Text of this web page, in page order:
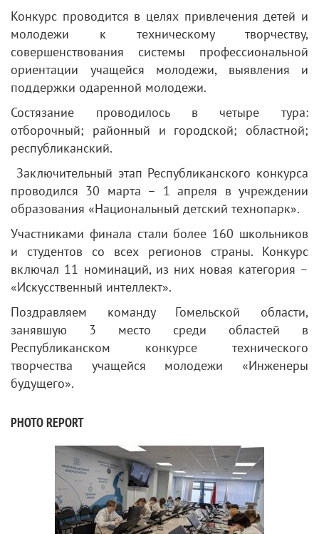
Конкурс проводится в целях привлечения детей и
молодежи к техническому творчеству,
совершенствования системы профессиональной
ориентации учащейся молодежи, выявления и
поддержки одаренной молодежи.
Состязание проводилось в четыре тура:
отборочный; районный и городской; областной;
республиканский.
Заключительный этап Республиканского конкурса
проводился 30 марта – 1 апреля в учреждении
образования «Национальный детский технопарк».
Участниками финала стали более 160 школьников
и студентов со всех регионов страны. Конкурс
включал 11 номинаций, из них новая категория –
«Искусственный интеллект».
Поздравляем команду Гомельской области,
занявшую 3 место среди областей в
Республиканском конкурсе технического
творчества учащейся молодежи «Инженеры
будущего».
PHOTO REPORT